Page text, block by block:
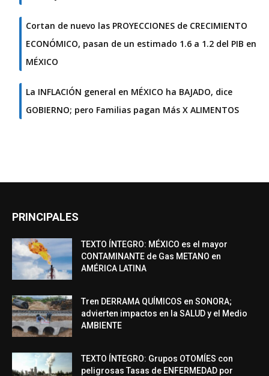
Cortan de nuevo las PROYECCIONES de CRECIMIENTO
ECONÓMICO, pasan de un estimado 1.6 a 1.2 del PIB en
MÉXICO
La INFLACIÓN general en MÉXICO ha BAJADO, dice
GOBIERNO; pero Familias pagan Más X ALIMENTOS
PRINCIPALES
TEXTO ÍNTEGRO: MÉXICO es el mayor
CONTAMINANTE de Gas METANO en
AMÉRICA LATINA
Tren DERRAMA QUÍMICOS en SONORA;
advierten impactos en la SALUD y el Medio
AMBIENTE
TEXTO ÍNTEGRO: Grupos OTOMÍES con
peligrosas Tasas de ENFERMEDAD por